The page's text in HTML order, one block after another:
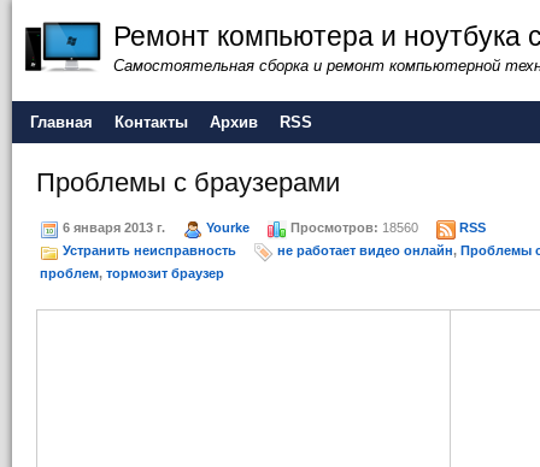
Ремонт компьютера и ноутбука
Самостоятельная сборка и ремонт компьютерной
Главная Контакты Архив RSS
Проблемы с браузерами
6 января 2013 г. Yourke Просмотров: 18560
RSS
Устранить неисправность
не работает видео онлайн, Проблемы
проблем, тормозит браузер